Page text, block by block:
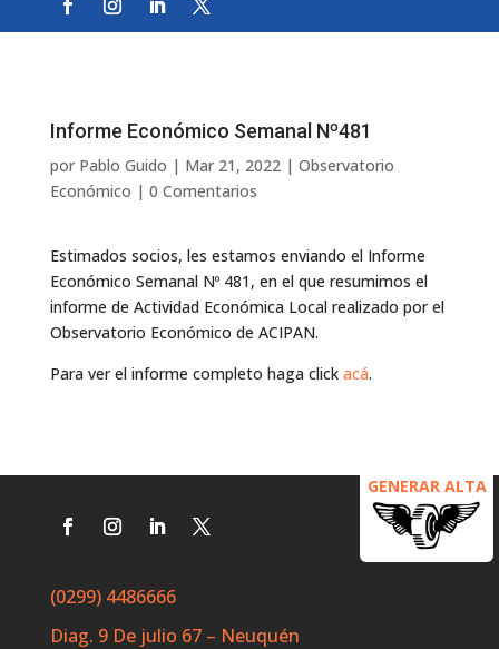
GENERAR ALTA
Informe Económico Semanal Nº481
por Pablo Guido | Mar 21, 2022| Observatorio
Económico | 0 Comentarios
Estimados socios, les estamos enviando el Informe
Económico Semanal Nº 481, en el que resumimos el
informe de Actividad Económica Local realizado por el
Observatorio Económico de ACIPAN.
Para ver el informe completo haga click acá.
(0299) 4486666
Diag. 9 De julio 67 – Neuquén